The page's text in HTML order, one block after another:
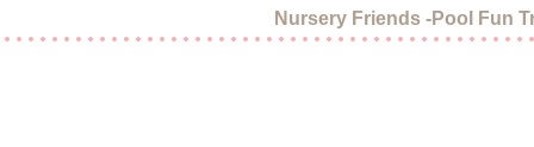
Nursery Friends -Pool Fun